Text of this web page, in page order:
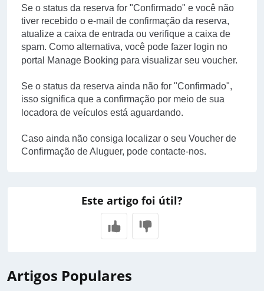
Se o status da reserva for "Confirmado" e você não
tiver recebido o e-mail de confirmação da reserva,
atualize a caixa de entrada ou verifique a caixa de
spam. Como alternativa, você pode fazer login no
portal Manage Booking para visualizar seu voucher.
Se o status da reserva ainda não for "Confirmado",
isso significa que a confirmação por meio de sua
locadora de veículos está aguardando.
Caso ainda não consiga localizar o seu Voucher de
Confirmação de Aluguer, pode contacte-nos.
Este artigo foi útil?
Artigos Populares